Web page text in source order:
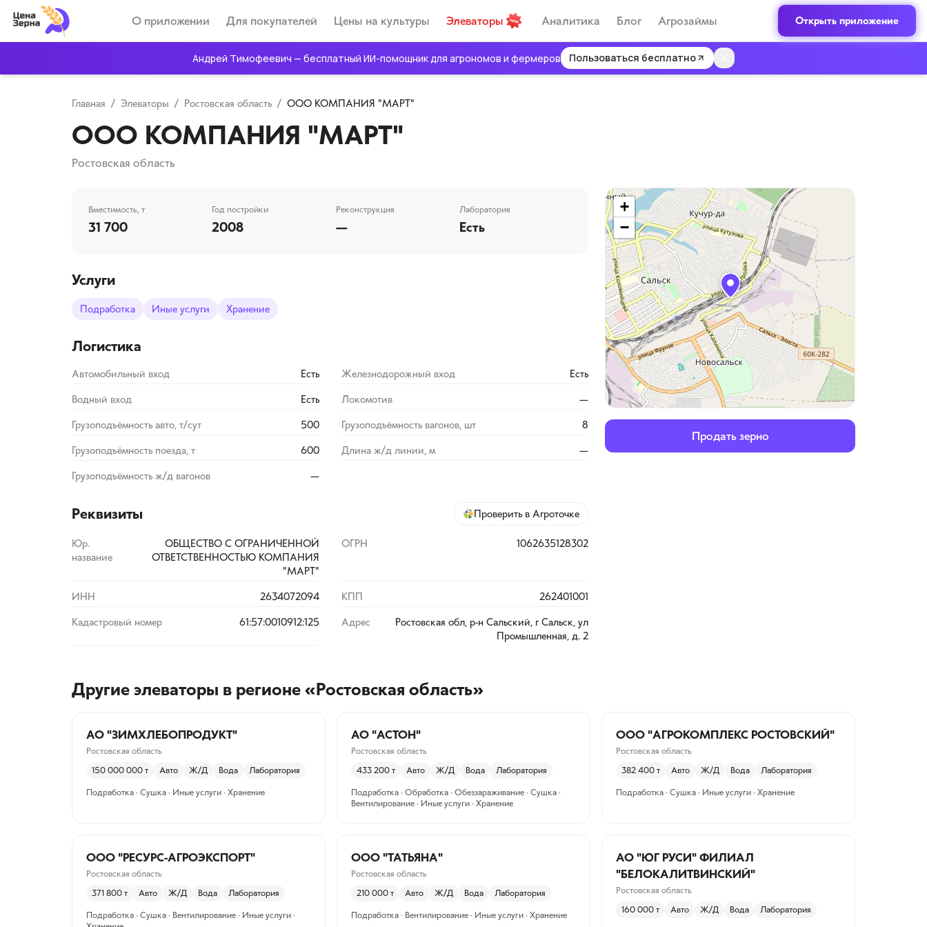
Андрей Тимофеевич — бесплатный ИИ-помощник для агрономов и фермеров Пользоваться бесплатно
О приложении Для покупателей Цены на культуры Элеваторы Аналитика Блог Агрозаймы Открыть приложение
Главная / Элеваторы / Ростовская область / ООО КОМПАНИЯ "МАРТ"
ООО КОМПАНИЯ "МАРТ"
Ростовская область
Вместимость, т
31 700
Год постройки
2008
Реконструкция
—
Лаборатория
Есть
Услуги
Подработка Иные услуги Хранение
Логистика
Автомобильный вход Есть Железнодорожный вход Есть
Водный вход Есть Локомотив —
Грузоподъёмность авто, т/сут 500 Грузоподъёмность вагонов, шт 8
Грузоподъёмность поезда, т 600 Длина ж/д линии, м —
Грузоподъёмность ж/д вагонов —
Реквизиты Проверить в Агроточке
Юр.
название
ОБЩЕСТВО С ОГРАНИЧЕННОЙ
ОТВЕТСТВЕННОСТЬЮ КОМПАНИЯ
"МАРТ"
ОГРН 1062635128302
ИНН 2634072094 КПП 262401001
Кадастровый номер 61:57:0010912:125 Адрес
Ростовская обл, р-н Сальский, г Сальск, ул
Промышленная, д. 2
+
−
Продать зерно
Другие элеваторы в регионе «Ростовская область»
АО "ЗИМХЛЕБОПРОДУКТ"
Ростовская область
150 000 000 т Авто Ж/Д Вода Лаборатория
Подработка · Сушка · Иные услуги · Хранение
АО "АСТОН"
Ростовская область
433 200 т Авто Ж/Д Вода Лаборатория
Подработка · Обработка · Обеззараживание · Сушка ·
Вентилирование · Иные услуги · Хранение
ООО "АГРОКОМПЛЕКС РОСТОВСКИЙ"
Ростовская область
382 400 т Авто Ж/Д Вода Лаборатория
Подработка · Сушка · Иные услуги · Хранение
ООО "РЕСУРС-АГРОЭКСПОРТ"
Ростовская область
371 800 т Авто Ж/Д Вода Лаборатория
Подработка · Сушка · Вентилирование · Иные услуги ·
ООО "ТАТЬЯНА"
Ростовская область
210 000 т Авто Ж/Д Вода Лаборатория
Подработка · Вентилирование · Иные услуги · Хранение
АО "ЮГ РУСИ" ФИЛИАЛ
"БЕЛОКАЛИТВИНСКИЙ"
Ростовская область
160 000 т Авто Ж/Д Вода Лаборатория